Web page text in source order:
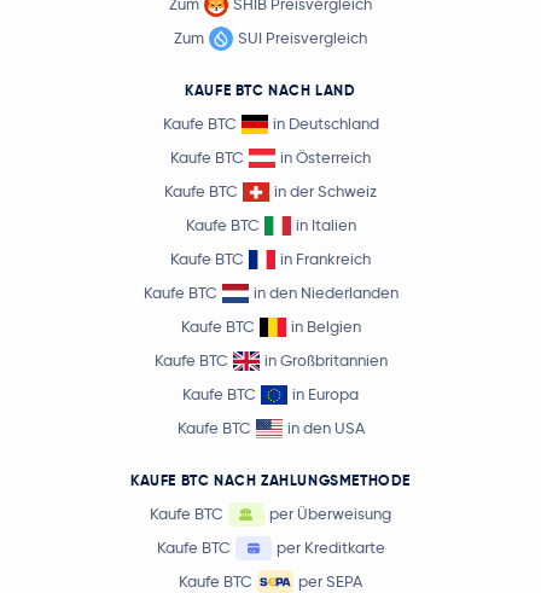
Zum
SHIB Preisvergleich
Zum
SUI Preisvergleich
KAUFE BTC NACH LAND
Kaufe BTC
in Deutschland
Kaufe BTC
in Österreich
Kaufe BTC
in der Schweiz
Kaufe BTC
in Italien
Kaufe BTC
in Frankreich
Kaufe BTC
in den Niederlanden
Kaufe BTC
in Belgien
Kaufe BTC
in Großbritannien
Kaufe BTC
in Europa
Kaufe BTC
in den USA
KAUFE BTC NACH ZAHLUNGSMETHODE
Kaufe BTC
per Überweisung
Kaufe BTC
per Kreditkarte
Kaufe BTC
per SEPA